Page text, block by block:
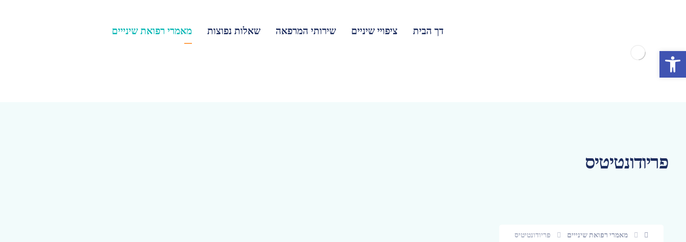
דך הבית ציפויי שיניים שירותי המרפאה שאלות נפוצות מאמרי רפואת שינייים
פריודונטיטיס
מאמרי רפואת שינייים פריודונטיטיס
פתח סרגל נגישות